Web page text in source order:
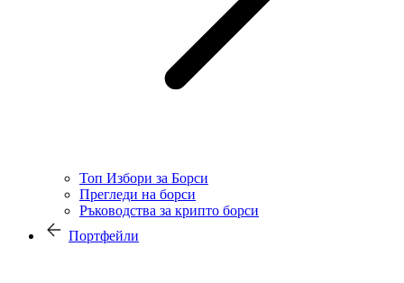
Топ Избори за Борси
Прегледи на борси
Ръководства за крипто борси
Портфейли